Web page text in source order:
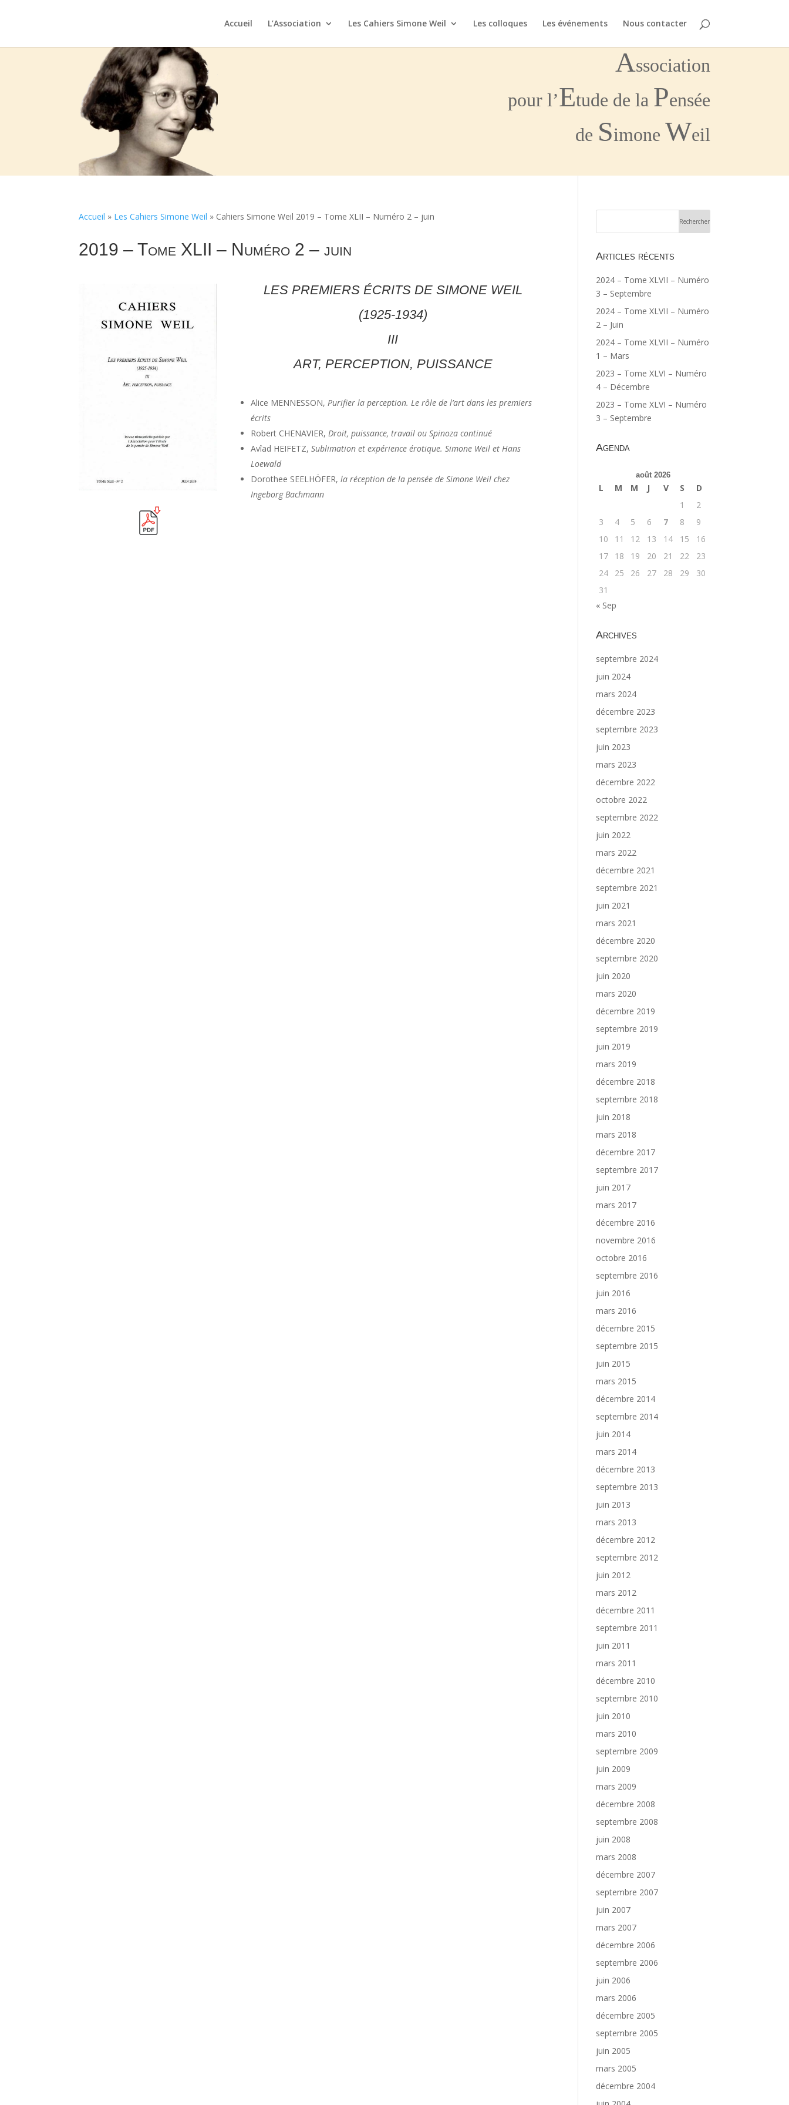
Accueil L’Association Les Cahiers Simone Weil Les colloques Les événements Nous contacter
Association
pour l’Etude de la Pensée
de Simone Weil
Accueil » Les Cahiers Simone Weil » Cahiers Simone Weil 2019 – Tome XLII – Numéro 2 – juin
2019 – Tome XLII – Numéro 2 – juin
LES PREMIERS ÉCRITS DE SIMONE WEIL
(1925-1934)
III
ART, PERCEPTION, PUISSANCE
Alice MENNESSON, Purifier la perception. Le rôle de l’art dans les premiers
écrits
Robert CHENAVIER, Droit, puissance, travail ou Spinoza continué
Avîad HEIFETZ, Sublimation et expérience érotique. Simone Weil et Hans
Loewald
Dorothee SEELHÖFER, la réception de la pensée de Simone Weil chez
Ingeborg Bachmann
Articles récents
2024 – Tome XLVII – Numéro
3 – Septembre
2024 – Tome XLVII – Numéro
2 – Juin
2024 – Tome XLVII – Numéro
1 – Mars
2023 – Tome XLVI – Numéro
4 – Décembre
2023 – Tome XLVI – Numéro
3 – Septembre
Agenda
août 2026
L M M J V S
D
1
2
3
4 5 6 7 8
9
10
11 12 13 14 15
16
17
18 19 20 21 22
23
24
25 26 27 28 29
30
31
« Sep
Archives
septembre 2024
juin 2024
mars 2024
décembre 2023
septembre 2023
juin 2023
mars 2023
décembre 2022
octobre 2022
septembre 2022
juin 2022
mars 2022
décembre 2021
septembre 2021
juin 2021
mars 2021
décembre 2020
septembre 2020
juin 2020
mars 2020
décembre 2019
septembre 2019
juin 2019
mars 2019
décembre 2018
septembre 2018
juin 2018
mars 2018
décembre 2017
septembre 2017
juin 2017
mars 2017
décembre 2016
novembre 2016
octobre 2016
septembre 2016
juin 2016
mars 2016
décembre 2015
septembre 2015
juin 2015
mars 2015
décembre 2014
septembre 2014
juin 2014
mars 2014
décembre 2013
septembre 2013
juin 2013
mars 2013
décembre 2012
septembre 2012
juin 2012
mars 2012
décembre 2011
septembre 2011
juin 2011
mars 2011
décembre 2010
septembre 2010
juin 2010
mars 2010
septembre 2009
juin 2009
mars 2009
décembre 2008
septembre 2008
juin 2008
mars 2008
décembre 2007
septembre 2007
juin 2007
mars 2007
décembre 2006
septembre 2006
juin 2006
mars 2006
décembre 2005
septembre 2005
juin 2005
mars 2005
décembre 2004